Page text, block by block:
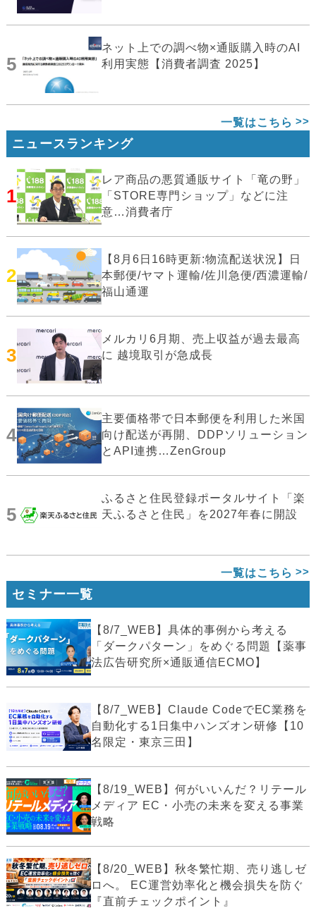
5
ネット上での調べ物×通販購入時のAI
利用実態【消費者調査 2025】
一覧はこちら
ニュースランキング
1
レア商品の悪質通販サイト「竜の野」
「STORE専門ショップ」などに注
意…消費者庁
2
【8月6日16時更新:物流配送状況】日
本郵便/ヤマト運輸/佐川急便/西濃運輸/
福山通運
3
メルカリ6月期、売上収益が過去最高
に 越境取引が急成長
4
主要価格帯で日本郵便を利用した米国
向け配送が再開、DDPソリューション
とAPI連携…ZenGroup
5
ふるさと住民登録ポータルサイト「楽
天ふるさと住民」を2027年春に開設
一覧はこちら
セミナー一覧
【8/7_WEB】具体的事例から考える
「ダークパターン」をめぐる問題【薬事
法広告研究所×通販通信ECMO】
【8/7_WEB】Claude CodeでEC業務を
自動化する1日集中ハンズオン研修【10
名限定・東京三田】
【8/19_WEB】何がいいんだ？リテール
メディア EC・小売の未来を変える事業
戦略
【8/20_WEB】秋冬繁忙期、売り逃しゼ
ロへ。 EC運営効率化と機会損失を防ぐ
『直前チェックポイント』